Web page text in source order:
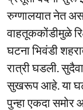
रुग्णालयात नेत
वाहतूककोंडीमुळे
घटना भिवंडी
रात्री घडली.
सुखरूप आहे. या
पुन्हा एकदा